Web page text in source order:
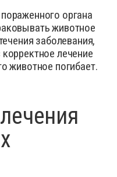
органа
животное
заболевания,
лечение
животное погибает.